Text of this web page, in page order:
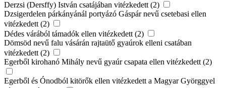
Derzsi (Dersffy) István csatájában vitézkedett (2)
Dzsigerdelen párkányánál portyázó Gáspár nevű csetebasi ellen
vitézkedett (2)
Dédes várából támadók ellen vitézkedett (2)
Dömsöd nevű falu vásárán rajtaütő gyaúrok elleni csatában
vitézkedett (2)
Egerből kirohanó Mihály nevű gyaúr csapata ellen vitézkedett (2)
Egerből és Ónodból kitörők ellen vitézkedett a Magyar Györggyel